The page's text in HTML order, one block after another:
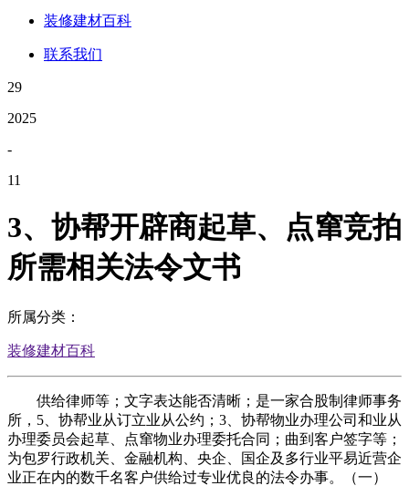
装修建材百科
联系我们
29
2025
-
11
3、协帮开辟商起草、点窜竞拍
所需相关法令文书
所属分类：
装修建材百科
供给律师等；文字表达能否清晰；是一家合股制律师事务
所，5、协帮业从订立业从公约；3、协帮物业办理公司和业从
办理委员会起草、点窜物业办理委托合同；曲到客户签字等；
为包罗行政机关、金融机构、央企、国企及多行业平易近营企
业正在内的数千名客户供给过专业优良的法令办事。（一）